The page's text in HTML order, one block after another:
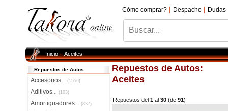
Cómo comprar? | Despacho | Dudas
Inicio»Aceites
Repuestos de Autos
Accesorios... (1556)
Aditivos... (103)
Amortiguadores... (837)
Repuestos de Autos:
Aceites
Repuestos del 1 al 30 (de 91)